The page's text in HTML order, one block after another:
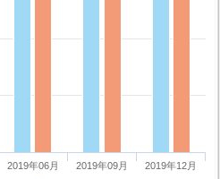
2019年06月 2019年09月 2019年12月